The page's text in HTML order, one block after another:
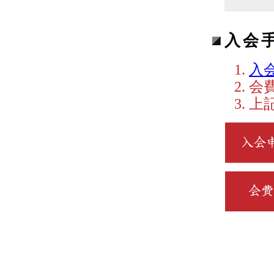
入会
入
会
上